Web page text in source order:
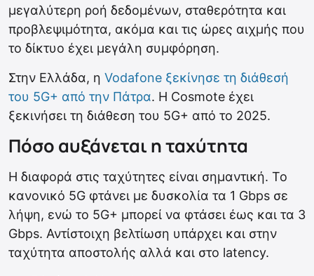
μεγαλύτερη ροή δεδομένων, σταθερότητα και
προβλεψιμότητα, ακόμα και τις ώρες αιχμής που
το δίκτυο έχει μεγάλη συμφόρηση.
Στην Ελλάδα, η Vodafone ξεκίνησε τη διάθεσή
του 5G+ από την Πάτρα. Η Cosmote έχει
ξεκινήσει τη διάθεση του 5G+ από το 2025.
Πόσο αυξάνεται η ταχύτητα
Η διαφορά στις ταχύτητες είναι σημαντική. Το
κανονικό 5G φτάνει με δυσκολία τα 1 Gbps σε
λήψη, ενώ το 5G+ μπορεί να φτάσει έως και τα 3
Gbps. Αντίστοιχη βελτίωση υπάρχει και στην
ταχύτητα αποστολής αλλά και στο latency.